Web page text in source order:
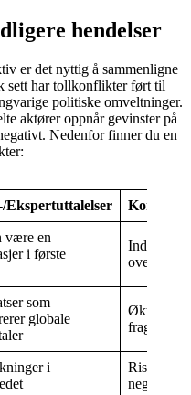
hendelser
er det nyttig å sammenligne
sett har tollkonflikter ført til
politiske omveltninger.
aktører oppnår gevinster på
Nedenfor finner du en
Ekspertuttalelser
være en
i første
Indirekte
over tid
som
globale
Økt
i
Risiko for
negative